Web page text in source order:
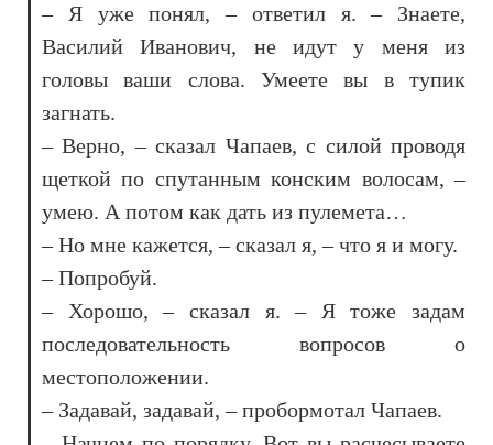
– Я уже понял, – ответил я. – Знаете,
Василий Иванович, не идут у меня из
головы ваши слова. Умеете вы в тупик
загнать.
– Верно, – сказал Чапаев, с силой проводя
щеткой по спутанным конским волосам, –
умею. А потом как дать из пулемета…
– Но мне кажется, – сказал я, – что я и могу.
– Попробуй.
– Хорошо, – сказал я. – Я тоже задам
последовательность вопросов о
местоположении.
– Задавай, задавай, – пробормотал Чапаев.